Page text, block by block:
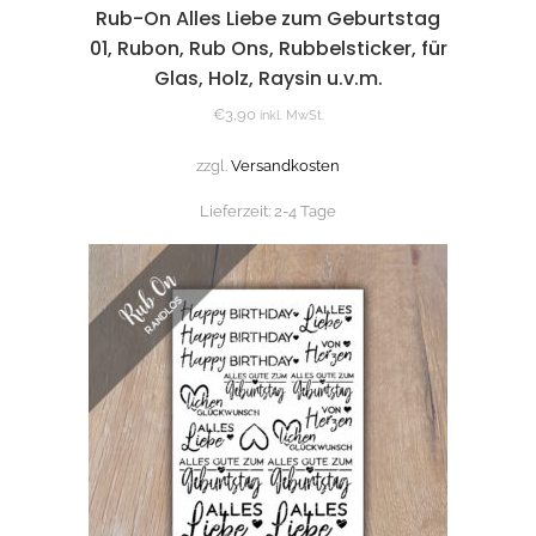
Rub-On Alles Liebe zum Geburtstag
01, Rubon, Rub Ons, Rubbelsticker, für
Glas, Holz, Raysin u.v.m.
€3,90 inkl. MwSt.
zzgl. Versandkosten
Lieferzeit: 2-4 Tage